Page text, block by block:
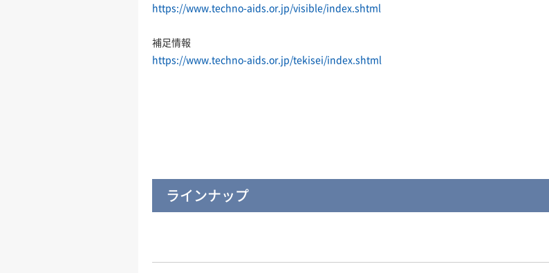
https://www.techno-aids.or.jp/visible/index.shtml
補足情報
https://www.techno-aids.or.jp/tekisei/index.shtml
ラインナップ